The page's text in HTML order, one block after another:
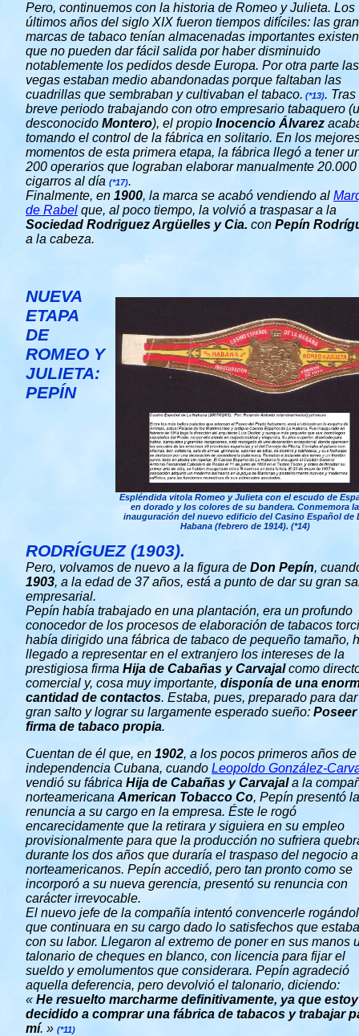
Pero, continuemos con la historia de Romeo y Julieta. Los
últimos años del siglo XIX fueron tiempos difíciles: las
marcas de tabaco tenían almacenadas importantes
que no pueden dar fácil salida por haber disminuido
notablemente los pedidos desde Europa. Por otra parte las
vegas estaban medio abandonadas porque faltaban las
cuadrillas que sembraban y cultivaban el tabaco. (*13). Tras
breve periodo trabajando con otro empresario tabaquero
desconocido Montero), el propio Inocencio Álvarez
tomando el control de la fábrica en solitario. En los
momentos de esta primera etapa, la fábrica llegó a tener
200 operarios que lograban elaborar manualmente 20.000
cigarros al día (*17).
Finalmente, en 1900, la marca se acabó vendiendo al
de Rabel que, al poco tiempo, la volvió a traspasar a la
Sociedad Rodriguez Argüelles y Cia. con Pepín
a la cabeza.
Espléndida vitola Romeo y Julieta con el escudo de
en dorado y los colores de su bandera. Conmemora la
inauguración del nuevo edificio del Casino Español de
Habana (febrero de 1914). (*14)
NUEVA
ETAPA
DE
ROMEO Y
JULIETA:
PEPÍN
RODRÍGUEZ (1903).
Pero, volvamos de nuevo a la figura de Don Pepín,
1903, a la edad de 37 años, está a punto de dar su gran
empresarial.
Pepín había trabajado en una plantación, era un profundo
conocedor de los procesos de elaboración de tabacos
había dirigido una fábrica de tabaco de pequeño tamaño,
llegado a representar en el extranjero los intereses de la
prestigiosa firma Hija de Cabañas y Carvajalcomo
comercial y, cosa muy importante, disponía de una
cantidad de contactos. Estaba, pues, preparado para
gran salto y lograr su largamente esperado sueño:
firma de tabaco propia.
Cuentan de él que, en 1902, a los pocos primeros años
independencia Cubana, cuando Leopoldo González-
vendió su fábrica Hija de Cabañas y Carvajala la
norteamericana American Tobacco Co, Pepín presentó la
renuncia a su cargo en la empresa. Éste le rogó
encarecidamente que la retirara y siguiera en su empleo
provisionalmente para que la producción no sufriera
durante los dos años que duraría el traspaso del negocio
norteamericanos. Pepín accedió, pero tan pronto como se
incorporó a su nueva gerencia, presentó su renuncia con
carácter irrevocable.
El nuevo jefe de la compañía intentó convencerle
que continuara en su cargo dado lo satisfechos que
con su labor. Llegaron al extremo de poner en sus manos
talonario de cheques en blanco, con licencia para fijar el
sueldo y emolumentos que considerara. Pepín agradeció
aquella deferencia, pero devolvió el talonario, diciendo:
« He resuelto marcharme definitivamente, ya que estoy
decidido a comprar una fábrica de tabacos y trabajar
mí. » (*11)